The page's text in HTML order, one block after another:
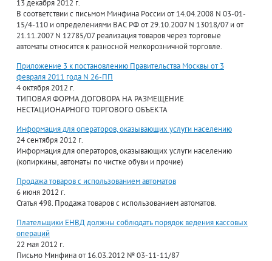
13 декабря 2012 г.
В соответствии с письмом Минфина России от 14.04.2008 N 03-01-
15/4-110 и определениями ВАС РФ от 29.10.2007 N 13018/07 и от
21.11.2007 N 12785/07 реализация товаров через торговые
автоматы относится к разносной мелкорозничной торговле.
Приложение 3 к постановлению Правительства Москвы от 3
февраля 2011 года N 26-ПП
4 октября 2012 г.
ТИПОВАЯ ФОРМА ДОГОВОРА НА РАЗМЕЩЕНИЕ
НЕСТАЦИОНАРНОГО ТОРГОВОГО ОБЪЕКТА
Информация для операторов, оказывающих услуги населению
24 сентября 2012 г.
Информация для операторов, оказывающих услуги населению
(копиркины, автоматы по чистке обуви и прочие)
Продажа товаров с использованием автоматов
6 июня 2012 г.
Статья 498. Продажа товаров с использованием автоматов.
Плательщики ЕНВД должны соблюдать порядок ведения кассовых
операций
22 мая 2012 г.
Письмо Минфина от 16.03.2012 № 03-11-11/87